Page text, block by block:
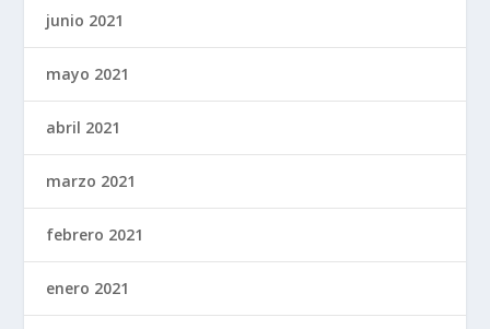
junio 2021
mayo 2021
abril 2021
marzo 2021
febrero 2021
enero 2021